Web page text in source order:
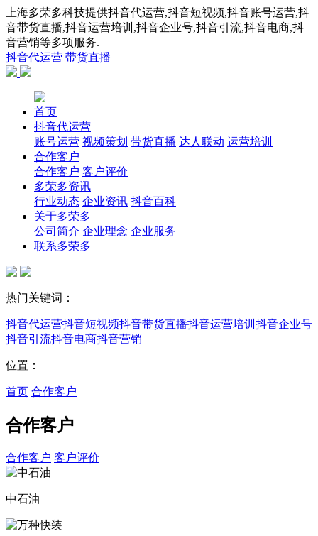
上海多荣多科技提供抖音代运营,抖音短视频,抖音账号运营,抖
音带货直播,抖音运营培训,抖音企业号,抖音引流,抖音电商,抖
音营销等多项服务.
抖音代运营 带货直播
首页
抖音代运营
账号运营 视频策划 带货直播 达人联动 运营培训
合作客户
合作客户 客户评价
多荣多资讯
行业动态 企业资讯 抖音百科
关于多荣多
公司简介 企业理念 企业服务
联系多荣多
热门关键词：
抖音代运营抖音短视频抖音带货直播抖音运营培训 抖音企业号
抖音引流抖音电商抖音营销
位置：
首页 合作客户
合作客户
合作客户 客户评价
中石油